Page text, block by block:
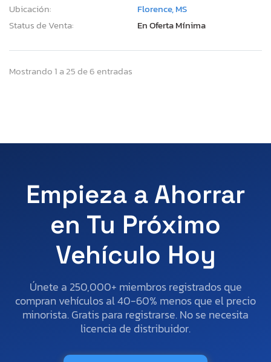
Ubicación:
Florence, MS
Status de Venta:
En Oferta Mínima
Mostrando 1 a 25 de 6 entradas
Empieza a Ahorrar
en Tu Próximo
Vehículo Hoy
Únete a 250,000+ miembros registrados que
compran vehículos al 40-60% menos que el precio
minorista. Gratis para registrarse. No se necesita
licencia de distribuidor.